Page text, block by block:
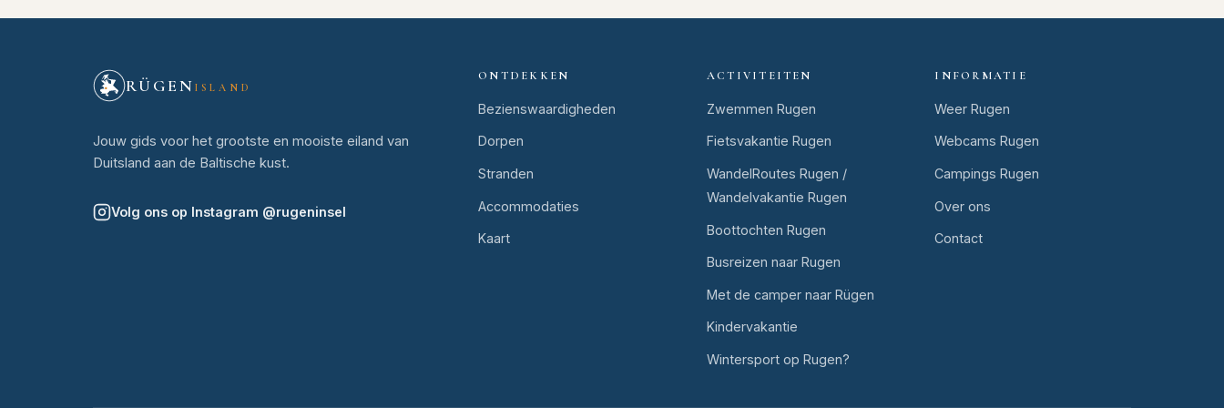
RÜGEN ISLAND
Jouw gids voor het grootste en mooiste eiland van
Duitsland aan de Baltische kust.
Volg ons op Instagram @rugeninsel
ONTDEKKEN
Bezienswaardigheden
Dorpen
Stranden
Accommodaties
Kaart
ACTIVITEITEN
Zwemmen Rugen
Fietsvakantie Rugen
WandelRoutes Rugen /
Wandelvakantie Rugen
Boottochten Rugen
Busreizen naar Rugen
Met de camper naar Rügen
Kindervakantie
Wintersport op Rugen?
INFORMATIE
Weer Rugen
Webcams Rugen
Campings Rugen
Over ons
Contact